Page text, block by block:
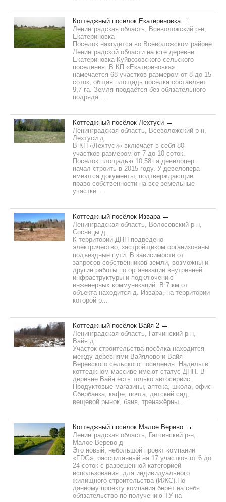
Коттеджный посёлок Екатериновка
Ленинградская область, Всеволожский р-н,
Екатериновка
Посёлок находится во Всеволожском районе
Ленинградской области на юге деревни
Екатериновка Куйвозовского сельского
поселения. В КП «Екатериновка»
намечается 68 участков размером от 8 до 15
соток, общая площадь посёлка составляет
9,7 га. Земля продаётся без обязательного
подряда....
Коттеджный посёлок Лехтуси
Ленинградская область, Всеволожский р-н,
Лехтуси д
В КП «Лехтуси» включает в себя 80
участков размером от 7 до 10 соток.
Посёлок площадью 10,58 га девелопер
начал строить в 2015 году. У девелопера
имеются документы, подтверждающие
право собственности на все земельные
участки....
Коттеджный посёлок Извара
Ленинградская область, Волосовский р-н,
Сосницы д
К территории ДНП подведено
электричество, застройщиком организованы
подъездные пути. В зависимости от
запросов собственников земли, возможны и
другие работы по организации внутренней
инфраструктуры и подключению
инженерных коммуникаций. В 7 км от
объекта находится д. Извара, на территории
которой р...
Коттеджный посёлок Вайя-2
Ленинградская область, Гатчинский р-н,
Вайя д
Участок строительства посёлка находится
между деревнями Вайялово и Вайя
Веревского сельского поселения. Наделы в
коттеджном массиве имеют статус ДНП. В
деревне Вайя есть только автосервис.
Продуктовые магазины, аптека, школа, офис
Сбербанка, кафе, почта, детский сад,
вещевой рынок, баня, тренажёрны...
Коттеджный посёлок Малое Верево
Ленинградская область, Гатчинский р-н,
Малое Верево д
Это новый, небольшой проект компании
«FDG», рассчитанный на 17 участков от 6 до
24 соток с разрешенной категорией
использования: для индивидуального
жилищного строительства (ИЖС).По
данному проекту компания берет на себя
обязательство по получению ТУ на